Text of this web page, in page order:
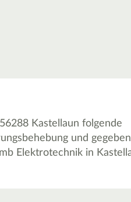
Kastellaun folgende
und
Elektrotechnik in